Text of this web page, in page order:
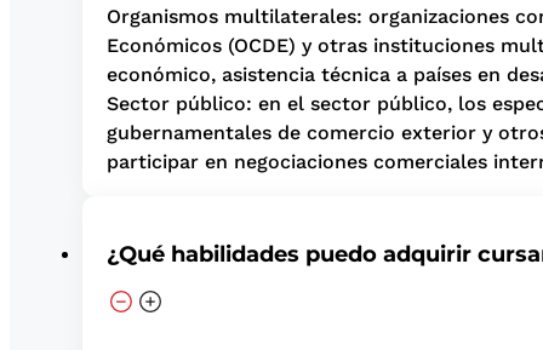
Organismos multilaterales: organizaciones
Económicos (OCDE) y otras instituciones
económico, asistencia técnica a países en
Sector público: en el sector público, los
gubernamentales de comercio exterior y
participar en negociaciones comerciales
¿Qué habilidades puedo adquirir